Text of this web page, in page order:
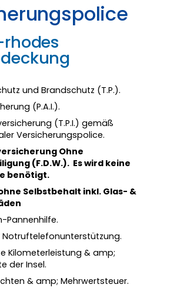
und Brandschutz (T.P.).
(P.A.I.).
(T.P.I.) gemäß
Versicherungspolice.
Ohne
(F.D.W.). Es wird keine
benötigt.
Selbstbehalt inkl. Glas- &
Pannenhilfe.
Notruftelefonunterstützung.
Kilometerleistung & amp;
der Insel.
& amp; Mehrwertsteuer.